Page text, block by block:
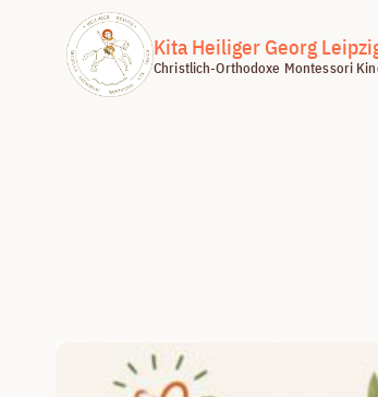
springen
Kita Heiliger Georg
Christlich-Orthodoxe Montessori